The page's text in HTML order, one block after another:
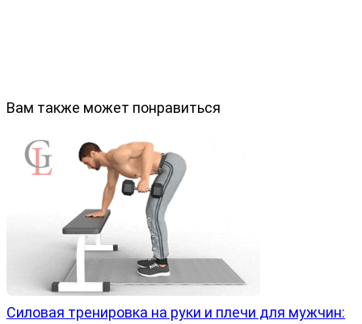
Вам также может понравиться
Силовая тренировка на руки и плечи для мужчин: